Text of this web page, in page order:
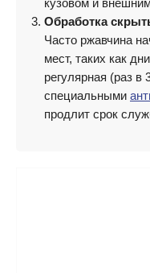
Обработка
Часто ржавчина
мест, таких как
регулярная (раз в
специальными
продлит срок